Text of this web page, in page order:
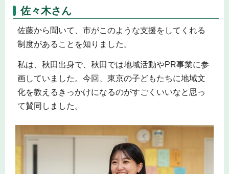
佐々木さん
佐藤から聞いて、市がこのような支援をしてくれる
制度があることを知りました。
私は、秋田出身で、秋田では地域活動やPR事業に参
画していました。今回、東京の子どもたちに地域文
化を教えるきっかけになるのがすごくいいなと思っ
て賛同しました。